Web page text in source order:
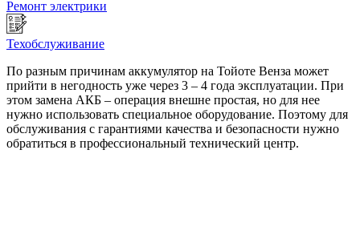
Ремонт электрики
Техобслуживание
По разным причинам аккумулятор на Тойоте Венза может
прийти в негодность уже через 3 – 4 года эксплуатации. При
этом замена АКБ – операция внешне простая, но для нее
нужно использовать специальное оборудование. Поэтому для
обслуживания с гарантиями качества и безопасности нужно
обратиться в профессиональный технический центр.